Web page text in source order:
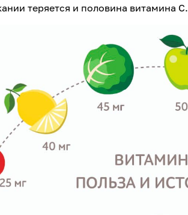
теряется и половина витамина С.